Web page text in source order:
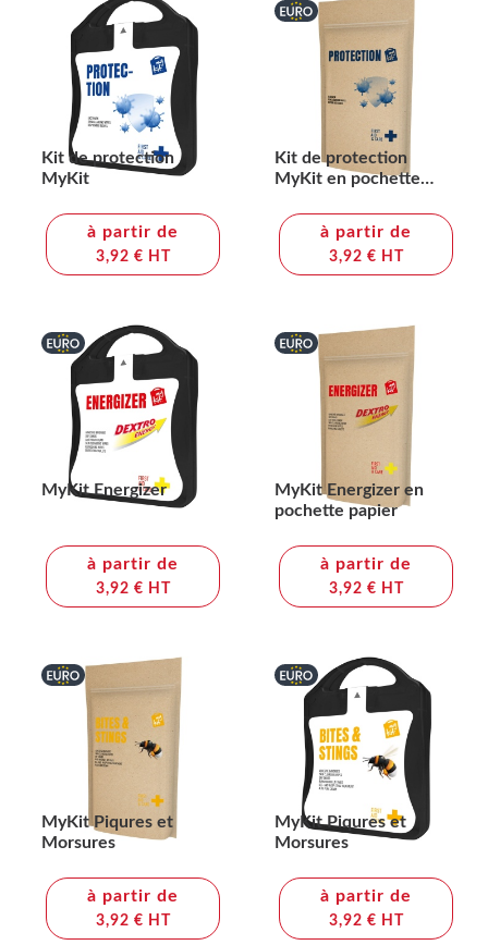
Kit de protection
MyKit
à partir de
3,92 € HT
Kit de protection
MyKit en pochette
à partir de
3,92 € HT
MyKit Energizer
à partir de
3,92 € HT
MyKit Energizer en
pochette papier
à partir de
3,92 € HT
MyKit Piqures et
Morsures
à partir de
3,92 € HT
MyKit Piqures et
Morsures
à partir de
3,92 € HT